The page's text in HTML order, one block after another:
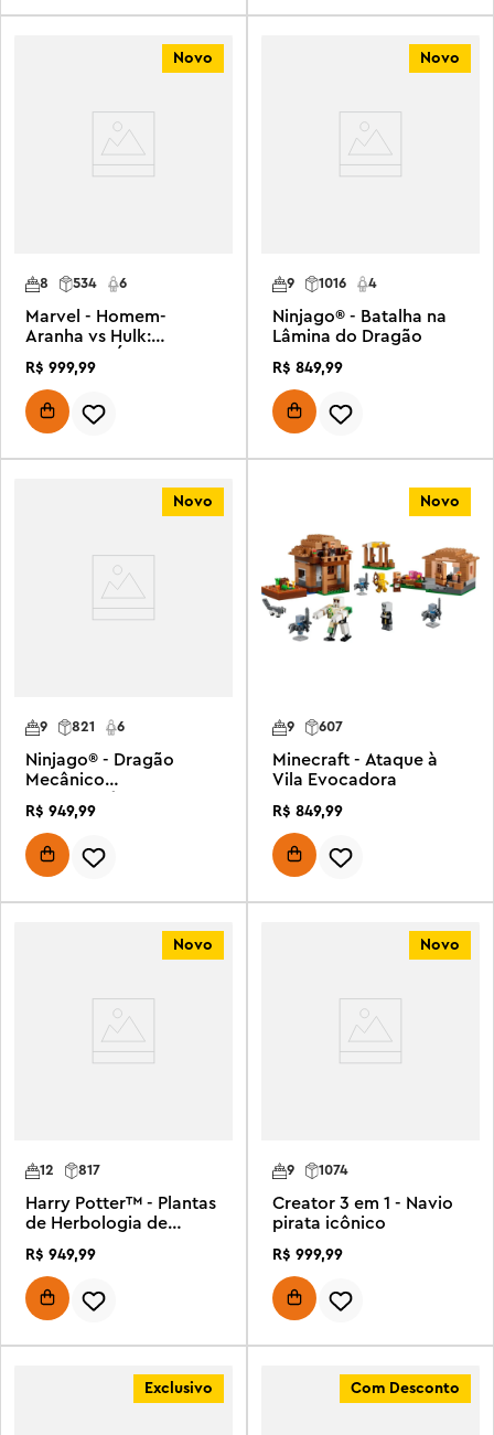
Novo
8 534 6
Marvel - Homem-
Aranha vs Hulk:
R$ 999,99
Novo
4
9 1016
Ninjago® - Batalha na
Lâmina do Dragão
R$ 849,99
Novo
6
9 821
Ninjago® - Dragão
Mecânico
Wyldfyre
R$ 949,99
Novo
607
9
Minecraft - Ataque à
Vila Evocadora
R$ 849,99
Novo
12 817
Harry Potter™ - Plantas
de Herbologia de
R$ 949,99
Novo
1074
9
Creator 3 em 1 - Navio
pirata icônico
R$ 999,99
Exclusivo Com Desconto